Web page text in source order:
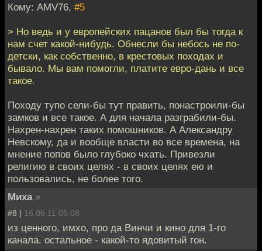
Кому: AMV76, #5
> Но ведь и у европейских пацанов был бы тогда к
нам счет какой-нибудь. Обнесли бы небось не по-
детски, как собственно, в крестовых походах и
бывало. Мы вам помогли, платите евро-дань и все
такое.
Походу тупо сели-бы тут править, понастроили-бы
замков и все такое. А для начала разграбили-бы.
Нахрен-нахрен таких помошников. А Александру
Невскому, да и вообще власти во все времена, на
мнение попов было глубоко чхать. Привезли
религию в своих целях - в своих целях ею и
пользовались, не более того.
Миха »
#8 | 16.06.11 05:08
из ценного, имхо, про да Винчи и кино для 1-го
канала. остальное - какой-то ядовитый гон.